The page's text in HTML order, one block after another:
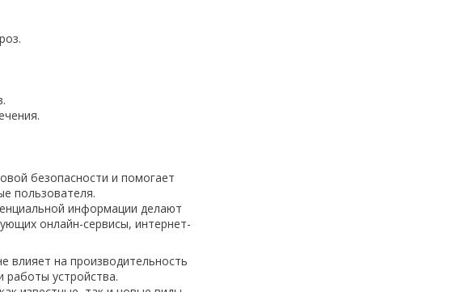
безопасности и помогает
пользователя.
информации делают
онлайн-сервисы, интернет-
влияет на производительность
работы устройства.